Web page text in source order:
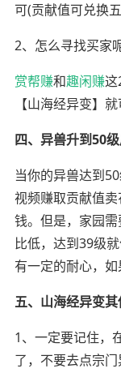
可(贡献值可兑换
2、怎么寻找买家
赏帮赚和趣闲赚这
【山海经异变】
四、异兽升到50级
当你的异兽达到
视频赚取贡献值
钱。但是，家园
比低，达到39级
有一定的耐心，如
五、山海经异变
1、一定要记住，
了，不要去点宗